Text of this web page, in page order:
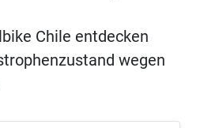
Chile entdecken
wegen